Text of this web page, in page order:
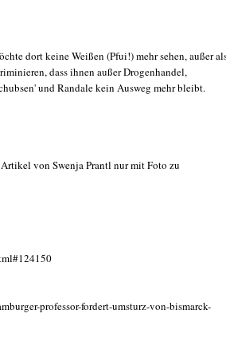
dort keine Weißen (Pfui!) mehr sehen, außer
dass ihnen außer Drogenhandel,
und Randale kein Ausweg mehr bleibt.
von Swenja Prantl nur mit Foto zu
professor-fordert-umsturz-von-bismarck-